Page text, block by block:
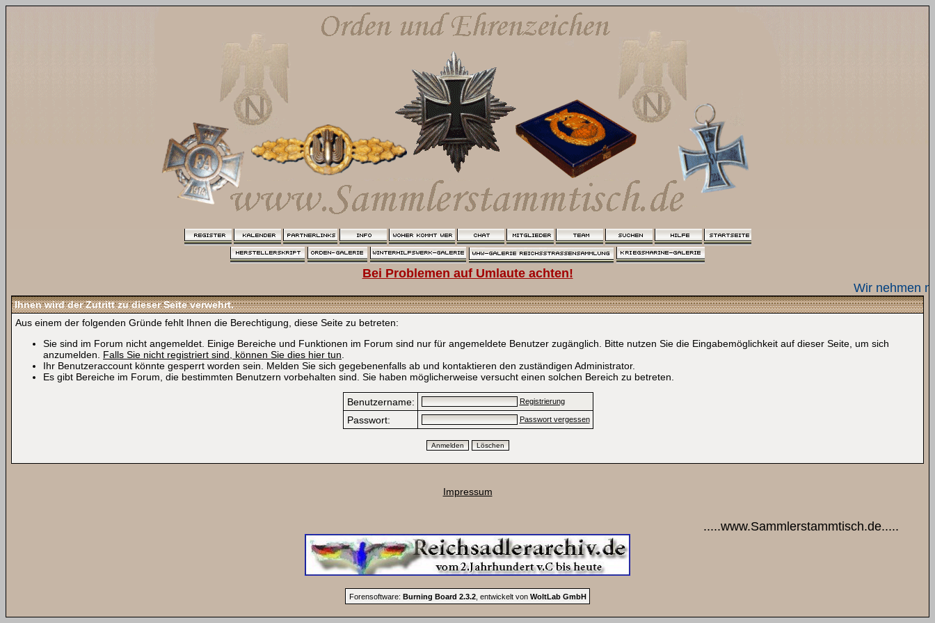
Bei Problemen auf Umlaute achten!
Wir nehmen
Ihnen wird der Zutritt zu dieser Seite verwehrt.
Aus einem der folgenden Gründe fehlt Ihnen die Berechtigung, diese Seite zu betreten:
Sie sind im Forum nicht angemeldet. Einige Bereiche und Funktionen im Forum sind nur für angemeldete Benutzer zugänglich. Bitte nutzen Sie die Eingabemöglichkeit auf dieser Seite, um sich
anzumelden. Falls Sie nicht registriert sind, können Sie dies hier tun
Ihr Benutzeraccount könnte gesperrt worden sein. Melden Sie sich gegebenenfalls ab und kontaktieren den zuständigen Administrator.
Es gibt Bereiche im Forum, die bestimmten Benutzern vorbehalten sind. Sie haben möglicherweise versucht einen solchen Bereich zu betreten.
Benutzername: Registrierung
Passwort: Passwort vergessen
Impressum
.....www.Sammlerstammtisch.de.....
Forensoftware: Burning Board 2.3.2 , entwickelt von WoltLab GmbH